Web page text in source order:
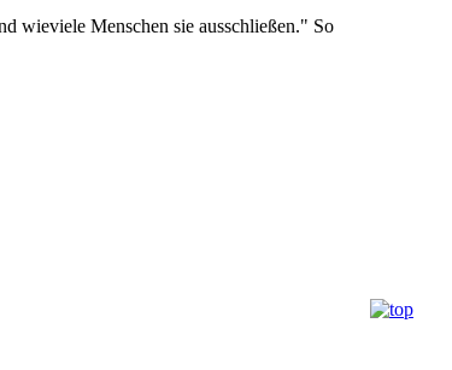
wieviele Menschen sie ausschließen." So